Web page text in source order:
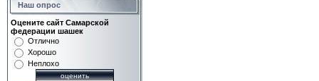
Наш опрос
Оцените сайт Самарской
федерации шашек
Отлично
Хорошо
Неплохо